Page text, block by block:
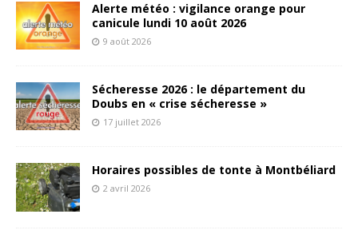
Alerte météo : vigilance orange pour
canicule lundi 10 août 2026
9 août 2026
Sécheresse 2026 : le département du
Doubs en « crise sécheresse »
17 juillet 2026
Horaires possibles de tonte à Montbéliard
2 avril 2026